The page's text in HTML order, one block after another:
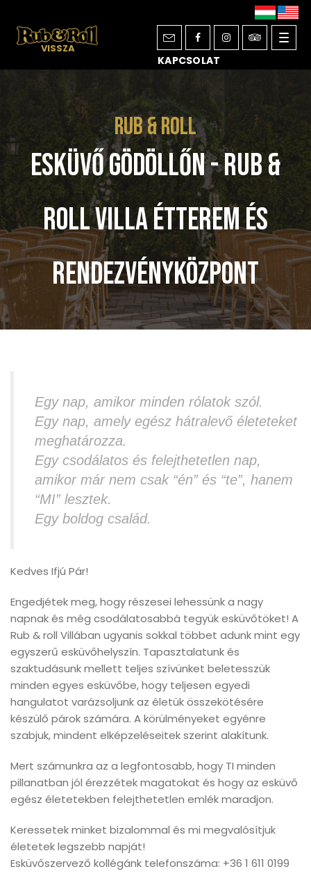
VISSZA
KAPCSOLAT
Rub & Roll
Esküvő Gödöllőn - Rub &
Roll Villa étterem és
rendezvényközpont
Egy nap, amikor minden rólatok szól.
Egy nap, amely egész hátralevő életeteket
meghatározza.
Egy csodálatos és felejthetetlen nap,
amikor már nem csak “én” és “te”, hanem
“MI” lesztek.
Egy boldog család.
Kedves Ifjú Pár!
Engedjétek meg, hogy részesei lehessünk a nagy
napnak és még csodálatosabbá tegyük esküvőtöket! A
Rub & roll Villában ugyanis sokkal többet adunk mint egy
egyszerű esküvőhelyszín. Tapasztalatunk és
szaktudásunk mellett teljes szívünket beletesszük
minden egyes esküvőbe, hogy teljesen egyedi
hangulatot varázsoljunk az életük összekötésére
készülő párok számára. A körülményeket egyénre
szabjuk, mindent elképzeléseitek szerint alakítunk.
Mert számunkra az a legfontosabb, hogy TI minden
pillanatban jól érezzétek magatokat és hogy az esküvő
egész életetekben felejthetetlen emlék maradjon.
Keressetek minket bizalommal és mi megvalósítjuk
életetek legszebb napját!
Esküvőszervező kollégánk telefonszáma: +36 1 611 0199